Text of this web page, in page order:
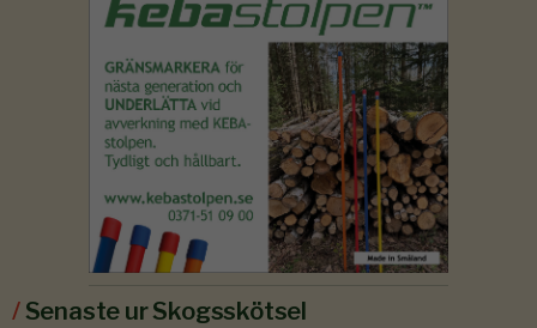
/Senaste ur Skogsskötsel